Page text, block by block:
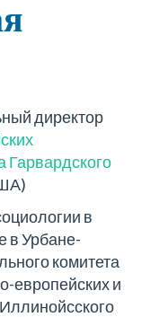
директор
Гарвардского
в
в Урбане-
комитета
европейских и